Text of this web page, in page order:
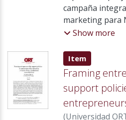
Ferraz, Emanuel;
Mir Bonino,
Wyaux, Marie
campaña
marketing para
hatchback 100 %
by Dongfeng,
fortalecer su
consolidar su
mercado de
constante
comercializaron
Show more
Item type:
Item,
Framing
support
(Universidad